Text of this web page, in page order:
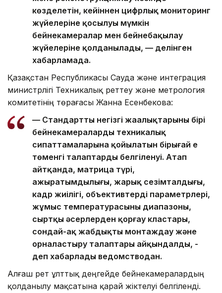
көзделетін, кейіннен цифрлық мониторинг
жүйелеріне қосылуы мүмкін
бейнекамералар мен бейнебақылау
жүйелеріне қолданылады, — делінген
хабарламада.
Қазақстан Республикасы Сауда және интеграция
министрлігі Техникалық реттеу және метрология
комитетінің төрағасы Жанна Есенбекова:
— Стандарттың негізгі жаңалықтарының бірі
бейнекамералардың техникалық
сипаттамаларына қойылатын бірыңғай ең
төменгі талаптардың белгіленуі. Атап
айтқанда, матрица түрі,
ажыратымдылығы, жарық сезімталдығы,
кадр жиілігі, объективтердің параметрлері,
жұмыс температурасының диапазоны,
сыртқы әсерлерден қорғау кластары,
сондай-ақ жабдықты монтаждау және
орналастыру талаптары айқындалды, -
деп хабарлады ведомстводан.
Алғаш рет ұлттық деңгейде бейнекамералардың
қолданылу мақсатына қарай жіктелуі белгіленді.